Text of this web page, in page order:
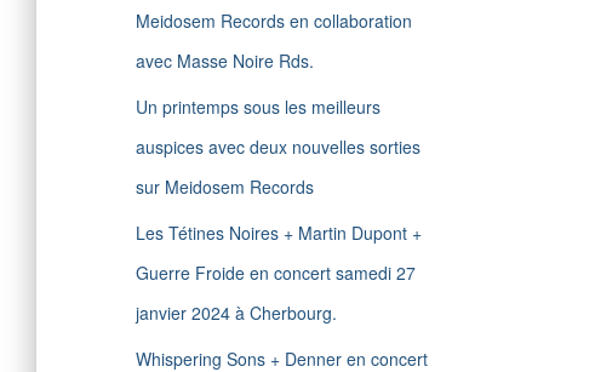
Meidosem Records en collaboration
avec Masse Noire Rds.
Un printemps sous les meilleurs
auspices avec deux nouvelles sorties
sur Meidosem Records
Les Tétines Noires + Martin Dupont +
Guerre Froide en concert samedi 27
janvier 2024 à Cherbourg.
Whispering Sons + Denner en concert